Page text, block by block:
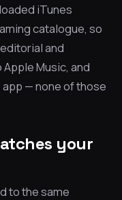
iTunes
catalogue, so
and
Music, and
— none of those
your
to the same